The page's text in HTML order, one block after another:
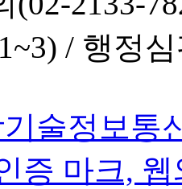
/ 행정심